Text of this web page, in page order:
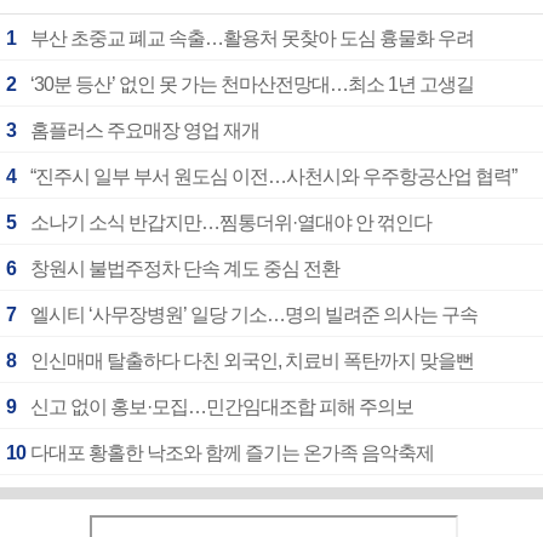
1 부산 초중교 폐교 속출…활용처 못찾아 도심 흉물화 우려
2 ‘30분 등산’ 없인 못 가는 천마산전망대…최소 1년 고생길
3 홈플러스 주요매장 영업 재개
4 “진주시 일부 부서 원도심 이전…사천시와 우주항공산업 협력”
5 소나기 소식 반갑지만…찜통더위·열대야 안 꺾인다
6 창원시 불법주정차 단속 계도 중심 전환
7 엘시티 ‘사무장병원’ 일당 기소…명의 빌려준 의사는 구속
8 인신매매 탈출하다 다친 외국인, 치료비 폭탄까지 맞을뻔
9 신고 없이 홍보·모집…민간임대조합 피해 주의보
10 다대포 황홀한 낙조와 함께 즐기는 온가족 음악축제